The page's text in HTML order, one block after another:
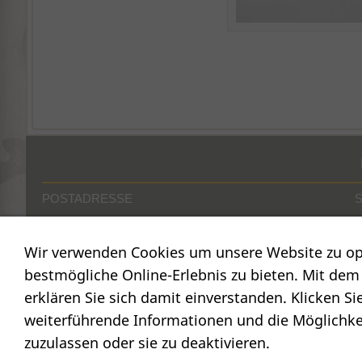
POSTADRESSE
Maja Schmid
Luzernerstr. 14
CH-6353 Weggis
Wir verwenden Cookies um unsere Website zu
bestmögliche Online-Erlebnis zu bieten. Mit
erklären Sie sich damit einverstanden. Klicken
weiterführende Informationen und die
zuzulassen oder sie zu deaktivieren.